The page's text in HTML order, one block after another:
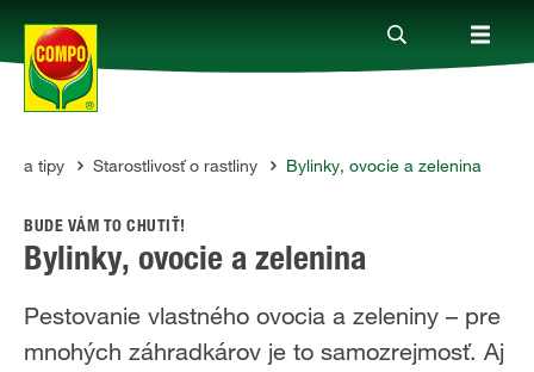
Produkty
Rady a tipy
Témy
a tipy Starostlivosť o rastliny Bylinky, ovocie a zelenina
BUDE VÁM TO CHUTIŤ!
Bylinky, ovocie a zelenina
Pestovanie vlastného ovocia a zeleniny – pre
mnohých záhradkárov je to samozrejmosť. Aj